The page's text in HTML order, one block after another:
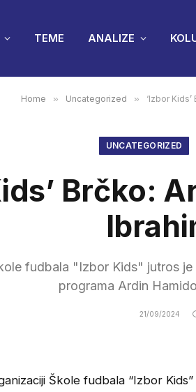
TEME ANALIZE
Home » Uncategorized » ‘Izbor
UNCATEGORIZED
Brčko:
fudbala "Izbor Kids" jutros
programa Ardin
21/09/2024
Škole fudbala “Izbor